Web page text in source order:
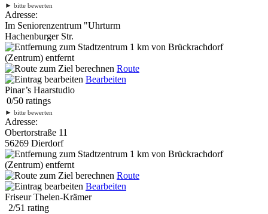
► bitte bewerten
Adresse:
Im Seniorenzentrum "Uhrturm
Hachenburger Str.
1 km von Brückrachdorf
(Zentrum) entfernt
Route
Bearbeiten
Pinar’s Haarstudio
0/50 ratings
► bitte bewerten
Adresse:
Obertorstraße 11
56269 Dierdorf
1 km von Brückrachdorf
(Zentrum) entfernt
Route
Bearbeiten
Friseur Thelen-Krämer
2/51 rating